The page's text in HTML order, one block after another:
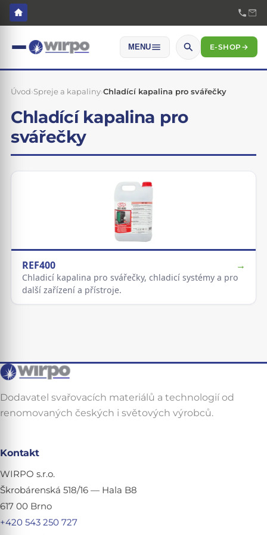
MENU E-SHOP→
Úvod›Spreje a kapaliny›Chladící kapalina pro svářečky
Chladící kapalina pro
svářečky
REF400 →
Chladicí kapalina pro svářečky, chladicí systémy a pro
další zařízení a přístroje.
Dodavatel svařovacích materiálů a technologií od
renomovaných českých i světových výrobců.
Kontakt
WIRPO s.r.o.
Škrobárenská 518/16 — Hala B8
617 00 Brno
+420 543 250 727